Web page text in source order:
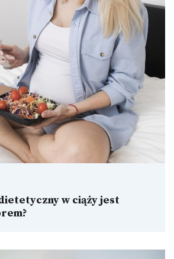
w ciąży jest